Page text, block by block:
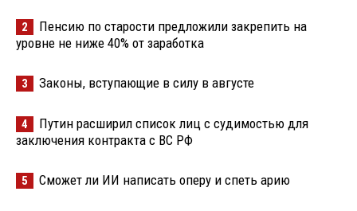
2
Пенсию по старости предложили закрепить на
уровне не ниже 40% от заработка
3 Законы, вступающие в силу в августе
4
Путин расширил список лиц с судимостью для
заключения контракта с ВС РФ
5 Сможет ли ИИ написать оперу и спеть арию